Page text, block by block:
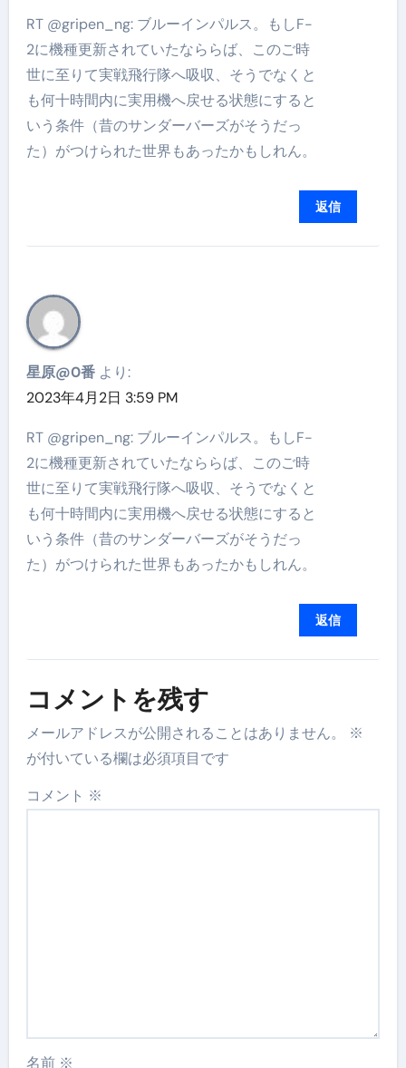
RT @gripen_ng: ブルーインパルス。もしF-
2に機種更新されていたなららば、このご時
世に至りて実戦飛行隊へ吸収、そうでなくと
も何十時間内に実用機へ戻せる状態にすると
いう条件（昔のサンダーバーズがそうだっ
た）がつけられた世界もあったかもしれん。
返信
星原@0番 より:
2023年4月2日 3:59 PM
RT @gripen_ng: ブルーインパルス。もしF-
2に機種更新されていたなららば、このご時
世に至りて実戦飛行隊へ吸収、そうでなくと
も何十時間内に実用機へ戻せる状態にすると
いう条件（昔のサンダーバーズがそうだっ
た）がつけられた世界もあったかもしれん。
返信
コメントを残す
メールアドレスが公開されることはありません。
※
が付いている欄は必須項目です
コメント ※
名前 ※